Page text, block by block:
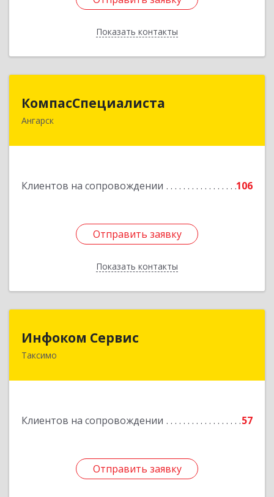
Показать контакты
Назад
КомпасСпециалиста
Ангарск
Клиентов на сопровождении 106
Отправить заявку
Показать контакты
665826, Иркутская обл, Ангарск г, 12А мкр, дом
Отправить заявку
Назад
Инфоком Сервис
Таксимо
Клиентов на сопровождении 57
Отправить заявку
671560, Республика Бурятия, Муйский р-н, пгт.
Отправить заявку